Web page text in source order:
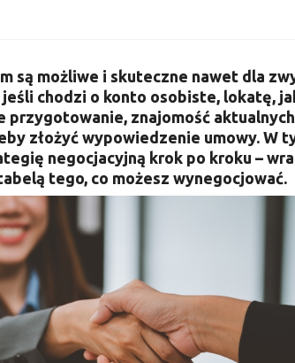
są możliwe i skuteczne nawet dla
chodzi o konto osobiste, lokatę,
przygotowanie, znajomość
złożyć wypowiedzenie umowy. W
negocjacyjną krok po kroku –
tego, co możesz wynegocjować.